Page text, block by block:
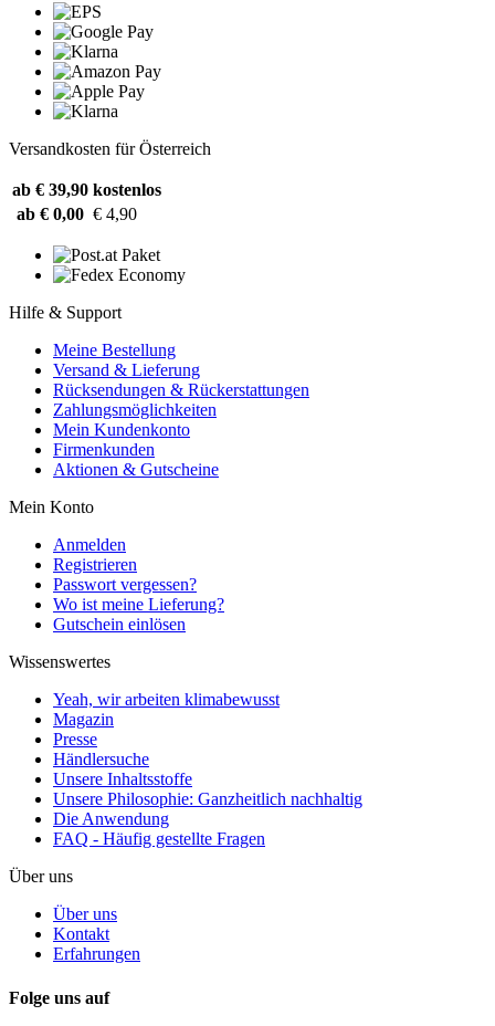
Versandkosten für Österreich
ab € 39,90 kostenlos
ab € 0,00 € 4,90
Hilfe & Support
Meine Bestellung
Versand & Lieferung
Rücksendungen & Rückerstattungen
Zahlungsmöglichkeiten
Mein Kundenkonto
Firmenkunden
Aktionen & Gutscheine
Mein Konto
Anmelden
Registrieren
Passwort vergessen?
Wo ist meine Lieferung?
Gutschein einlösen
Wissenswertes
Yeah, wir arbeiten klimabewusst
Magazin
Presse
Händlersuche
Unsere Inhaltsstoffe
Unsere Philosophie: Ganzheitlich nachhaltig
Die Anwendung
FAQ - Häufig gestellte Fragen
Über uns
Über uns
Kontakt
Erfahrungen
Folge uns auf